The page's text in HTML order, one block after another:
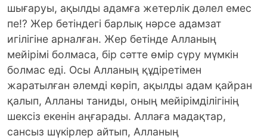
шығаруы, ақылды адамға жетерлік дәлел емес
пе!? Жер бетіндегі барлық нәрсе адамзат
игілігіне арналған. Жер бетінде Алланың
мейірімі болмаса, бір сәтте өмір сүру мүмкін
болмас еді. Осы Алланың құдіретімен
жаратылған әлемді көріп, ақылды адам қайран
қалып, Алланы таниды, оның мейірімділігінің
шексіз екенін аңғарады. Аллаға мадақтар,
сансыз шүкірлер айтып, Алланың